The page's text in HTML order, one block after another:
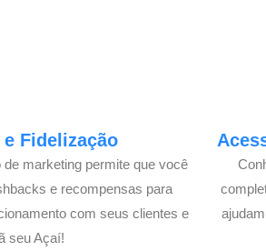
Fidelização
marketing permite que você
e recompensas para
com seus clientes e
seu Açaí!